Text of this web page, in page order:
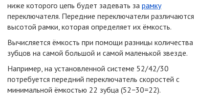
ниже которого цепь будет задевать за рамку
переключателя. Передние переключатели различаются
высотой рамки, которая определяет их ёмкость.
Вычисляется ёмкость при помощи разницы количества
зубцов на самой большой и самой маленькой звезде.
Например, на установленной системе 52/42/30
потребуется передний переключатель скоростей с
минимальной ёмкостью 22 зубца (52−30=22).